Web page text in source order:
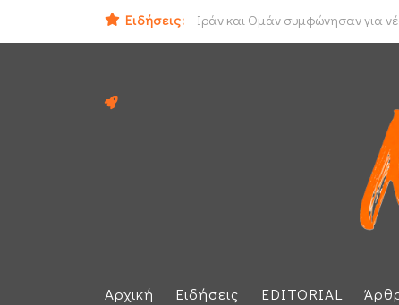
Ειδήσεις:
Ιράν και Ομάν συμφώνησαν για
Ηλεκτρική διασύνδεση Ελλάδας
Αρχική Ειδήσεις EDITORIAL